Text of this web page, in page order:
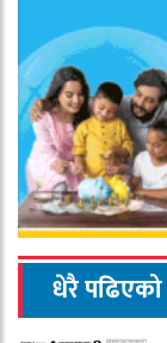
धेरै पढिएको